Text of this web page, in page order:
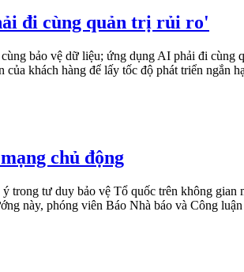
đi cùng quản trị rủi ro'
bảo vệ dữ liệu; ứng dụng AI phải đi
khách hàng để lấy tốc độ phát triển ngắn
chủ động
tư duy bảo vệ Tổ quốc trên không gian
này, phóng viên Báo Nhà báo và Công